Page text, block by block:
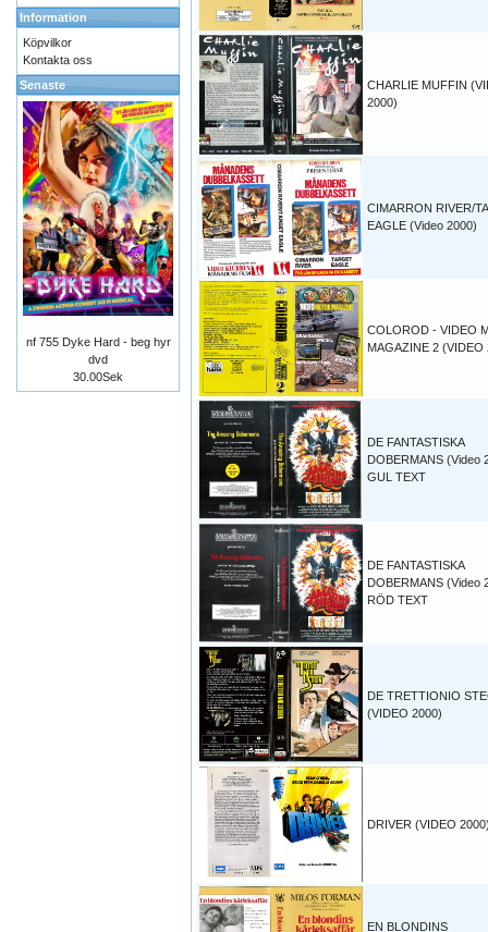
CHARLIE MUFFIN
2000)
CIMARRON RIVER/
EAGLE (Video 2000)
COLOROD - VIDEO
MAGAZINE 2 (VIDEO
DE FANTASTISKA
DOBERMANS (Video
GUL TEXT
DE FANTASTISKA
DOBERMANS (Video
RÖD TEXT
DE TRETTIONIO
(VIDEO 2000)
DRIVER (VIDEO
EN BLONDINS
Information
Köpvilkor
Kontakta oss
Senaste
nf 755 Dyke Hard - beg hyr
dvd
30.00Sek